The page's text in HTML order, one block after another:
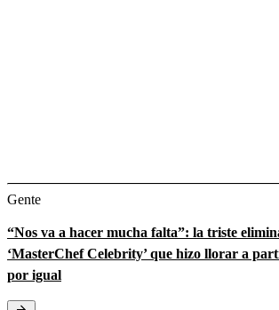
Gente
“Nos va a hacer mucha falta”: la triste
‘MasterChef Celebrity’ que hizo llorar a
por igual